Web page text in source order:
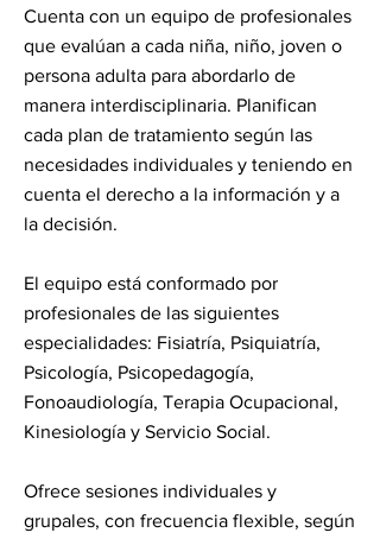
Cuenta con un equipo de profesionales
que evalúan a cada niña, niño, joven o
persona adulta para abordarlo de
manera interdisciplinaria. Planifican
cada plan de tratamiento según las
necesidades individuales y teniendo en
cuenta el derecho a la información y a
la decisión.
El equipo está conformado por
profesionales de las siguientes
especialidades: Fisiatría, Psiquiatría,
Psicología, Psicopedagogía,
Fonoaudiología, Terapia Ocupacional,
Kinesiología y Servicio Social.
Ofrece sesiones individuales y
grupales, con frecuencia flexible, según